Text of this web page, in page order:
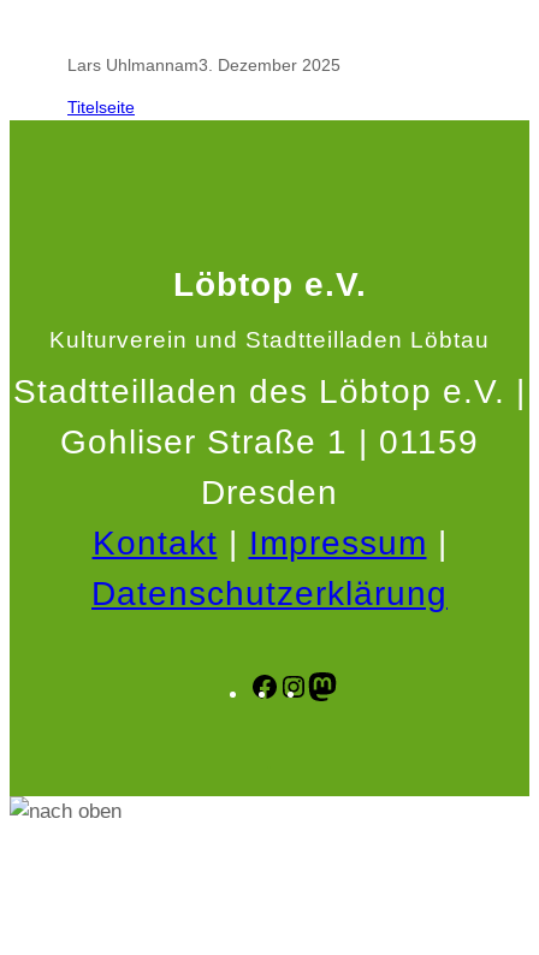
Lars Uhlmannam3. Dezember 2025
Titelseite
Löbtop e.V.
Kulturverein und Stadtteilladen Löbtau
Stadtteilladen des Löbtop e.V. |
Gohliser Straße 1 | 01159
Dresden
Kontakt | Impressum |
Datenschutzerklärung
Facebook
Instagram
Mastodon